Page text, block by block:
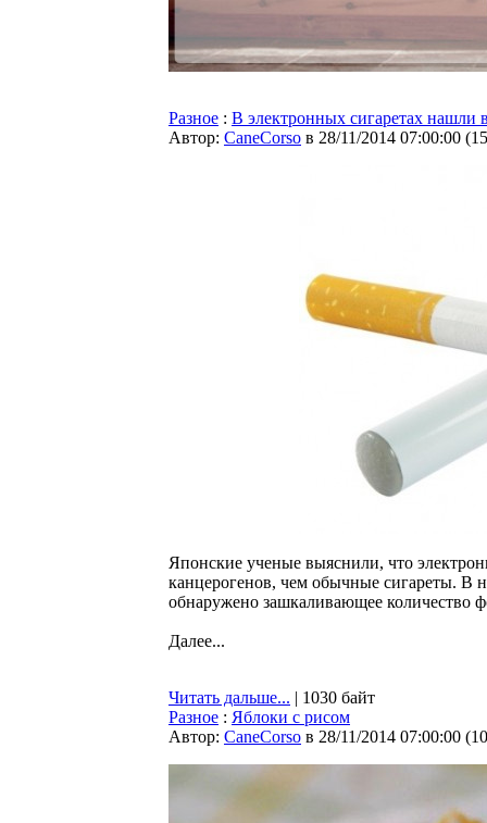
Разное : В электронных сигаретах нашли
Автор: CaneCorso в 28/11/2014 07:00:00 (
Японские ученые выяснили, что
канцерогенов, чем обычные сигареты. В
обнаружено зашкаливающее количество
Далее...
Читать дальше... | 1030 байт
Разное : Яблоки с рисом
Автор: CaneCorso в 28/11/2014 07:00:00 (